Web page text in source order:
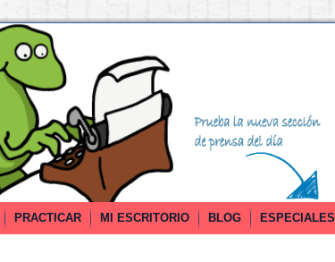
PRACTICAR MI ESCRITORIO BLOG ESPECIALES